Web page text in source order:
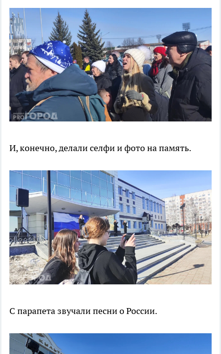
И, конечно, делали селфи и фото на память.
С парапета звучали песни о России.